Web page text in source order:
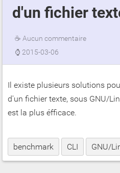
d'un fichier
☕ Aucun commentaire
⌚ 2015-03-06
Il existe plusieurs solutions
d'un fichier texte, sous GNU/
est la plus éfficace.
benchmark CLI GNU/